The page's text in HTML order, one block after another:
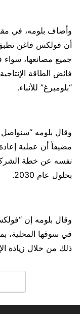
وأضاف بلومه، في
أن فولكس فاغن تطبق
جميع مصانعها، سواء
فائض الطاقة
“بلومبرغ” للأنباء.
وقال بلومه “سنواصل
مضيفاً أن عملية
بحلول عام 2030.
وقال بلومه إن
في سوقها المحلية،
ذلك من خلال زيادة